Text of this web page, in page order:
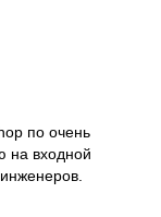
по очень
на входной